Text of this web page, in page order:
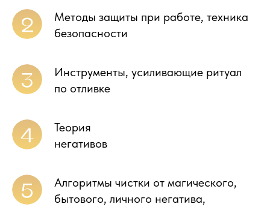
Методы защиты при работе, техника
безопасности
Инструменты, усиливающие ритуал
по отливке
Теория
негативов
Алгоритмы чистки от магического,
бытового, личного негатива,